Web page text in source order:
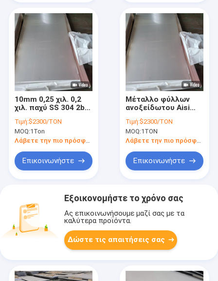
10mm 0,25 χιλ. 0,2
χιλ. παχύ SS 304 2b
μετάλλων
ανοξείδωτου 0,1 χιλ.
τελειώνουν AISI 316
Τιμή:$2300/TON
MOQ:1Ton
Λάβετε την πιο πρόσφατη τιμή
Επικοινωνήστε
Μέταλλο φύλλων
ανοξείδωτου Aisi
ωκεάνιο σκάφος
Τιμή:$2300/TON
MOQ:1TON
Λάβετε την πιο πρόσφατη τιμή
Επικοινωνήστε
Εξοικονομήστε το χρόνο σας
Ας επικοινωνήσουμε μαζί σας με τα
καλύτερα προϊόντα.
Δώστε τις απαιτήσεις σας